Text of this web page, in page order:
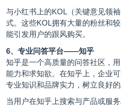
与小红书上的KOL（关键意见领
式。这些KOL拥有大量的粉丝和
能引发用户的跟风购买。
6、专业问答平台——知乎
知乎是一个高质量的问答社区，
能力和求知欲。在知乎上，企业
专业知识和品牌实力，树立良好的
当用户在知乎上搜索与产品或服